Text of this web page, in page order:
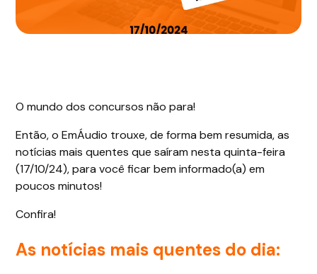
O mundo dos concursos não para!
Então, o EmÁudio trouxe, de forma bem resumida, as
notícias mais quentes que saíram nesta quinta-feira
(17/10/24), para você ficar bem informado(a) em
poucos minutos!
Confira!
As notícias mais quentes do dia: